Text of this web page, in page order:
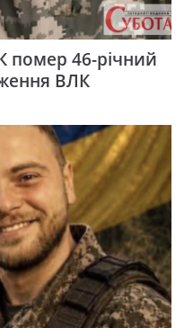
помер 46-річний
ВЛК